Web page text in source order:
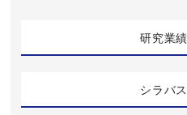
研究業
シラバ